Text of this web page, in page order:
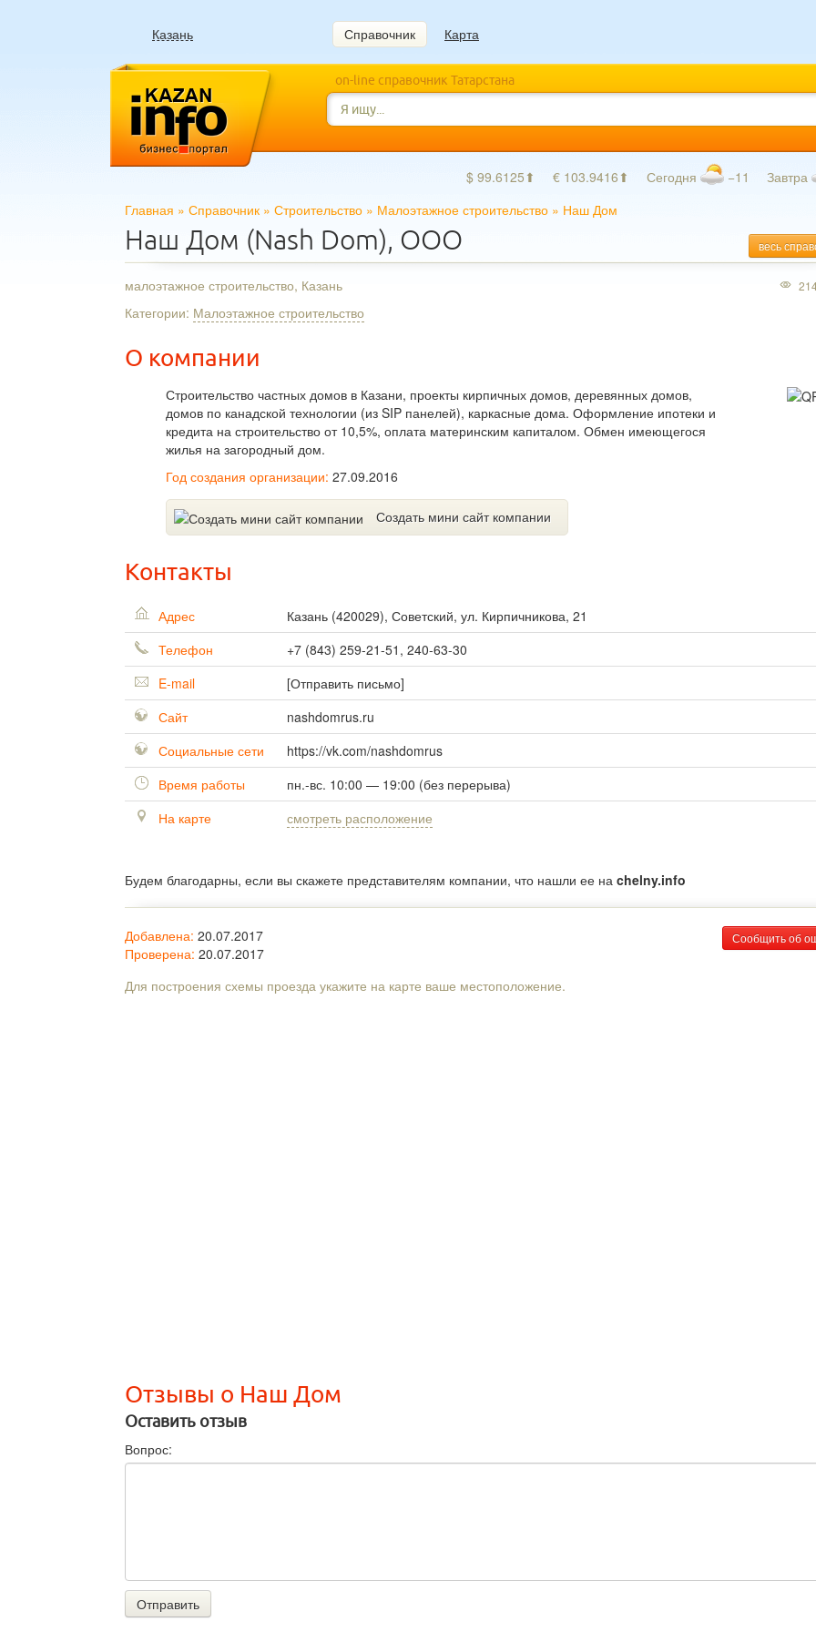
Казань Справочник Карта
on-line справочник Татарстана
$ 99.6125⬆ € 103.9416⬆ Сегодня −11 Завтра
Главная » Справочник » Строительство » Малоэтажное строительство » Наш Дом
весь
Наш Дом (Nash Dom), ООО
малоэтажное строительство, Казань
Категории: Малоэтажное строительство
О компании
Строительство частных домов в Казани, проекты кирпичных домов, деревянных домов,
домов по канадской технологии (из SIP панелей), каркасные дома. Оформление ипотеки и
кредита на строительство от 10,5%, оплата материнским капиталом. Обмен имеющегося
жилья на загородный дом.
Год создания организации: 27.09.2016
Создать мини сайт компании
Контакты
Адрес Казань (420029), Советский, ул. Кирпичникова, 21
Телефон
+7 (843) 259-21-51, 240-63-30
E-mail
[Отправить письмо]
Сайт
nashdomrus.ru
Социальные сети
https://vk.com/nashdomrus
Время работы
пн.-вс. 10:00 — 19:00 (без перерыва)
На карте
смотреть расположение
Будем благодарны, если вы скажете представителям компании, что нашли ее на chelny.info
Сообщить об
Добавлена: 20.07.2017
Проверена: 20.07.2017
Для построения схемы проезда укажите на карте ваше местоположение.
Отзывы о Наш Дом
Оставить отзыв
Вопрос:
Отправить